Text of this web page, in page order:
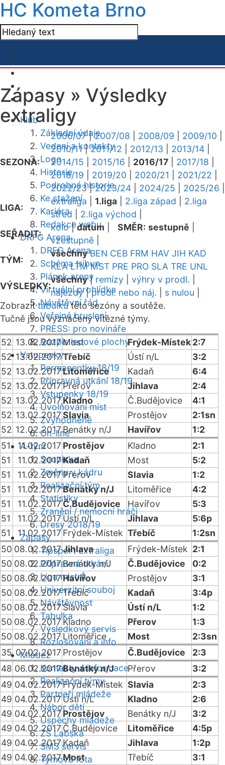
HC Kometa Brno
Klub
Základní údaje
Vedení a kontakty
Logo
Historie
Podrobná historie
Ke stažení
Kariéra
Redakce webu
DRFG Arena
DRFG Arena
Schéma tribun
Plánek areny
Virtuální prohlídka
Návštěvní řád
Veřejné bruslení
PRESS: pro novináře
Rozpis ledové plochy
Vstupenky
Permanentky 18/19
Přípravná utkání 18/19
Vstupenky 18/19
Uvolňování míst
Zvýhodněné
On-line
A-tým
Soupiska
Změny v kádru
Realizační tým
Statistiky
Zranění / nemocní hráči
Dresy 2018/19
Zápasy
Tipsport extraliga
Přípravná utkání
Liga mistrů
Univerzitní souboj
Návštěvnost
Tabulka
Výsledkový servis
Rozlosování a info
Mládež
Kontakty a informace
Realizační týmy
Partneři mládeže
Nábor dětí
Úspěchy mládeže
ZŠ Labská
SMS servis
Týmová fota
Zápasy » Výsledky
extraligy
SEZONA:
2006/07|2007/08 2008/09 2009/10
2010/11|2011/12 2012/13 2013/14
2014/15
2015/16 2016/17 2017/18
2018/19
2019/20 2020/21 2021/22
2022/23|2023/24 2024/25 2025/26
LIGA:
extraliga 1.liga 2.liga západ
2.liga
střed
2.liga východ
SEŘADIT:
kolo|datum SMĚR: sestupně
vzestupně
TÝM:
všechny BEN CEB FRM HAV JIH KAD
KLA LTM MST PRE PRO SLA TRE UNL
VÝSLEDKY:
všechny| remízy výhry v prodl.
nájezdy|prodl. nebo náj. s nulou
Zobrazittabulkutéto sezóny a soutěže.
Tučně jsou vyznačeny vítězné týmy.
52 13.02.2017Most Frýdek-Místek2:7
52 13.02.2017Třebíč Ústí n/L
3:2
52 13.02.2017Litoměřice Kadaň
6:4
52 13.02.2017Přerov Jihlava
2:4
52 13.02.2017Kladno Č.Budějovice
4:1
52 13.02.2017Slavia Prostějov
2:1sn
52 12.02.2017Benátky n/J Havířov
1:2
51
11.02.2017 Prostějov Kladno
2:1
51
11.02.2017Kadaň Most
5:2
51
11.02.2017Přerov Slavia
1:2
51
11.02.2017Benátky n/J Litoměřice
4:2
51
11.02.2017Č.Budějovice Havířov
5:3
51
11.02.2017 Ústí n/L Jihlava
5:6p
51
11.02.2017Frýdek-Místek Třebíč
1:2sn
50 08.02.2017Jihlava Frýdek-Místek 2:1
50 08.02.2017Benátky n/J Č.Budějovice
0:2
50 08.02.2017Havířov Prostějov
3:1
50 08.02.2017Třebíč Kadaň
3:4p
50 08.02.2017Slavia Ústí n/L
1:2
50 08.02.2017 Kladno Přerov
1:3
50 08.02.2017 Litoměřice Most
2:3sn
35 07.02.2017 Prostějov Č.Budějovice
2:3
48 06.02.2017Benátky n/J Přerov
3:2
49 04.02.2017Frýdek-Místek Slavia
2:3
49 04.02.2017 Ústí n/L Kladno
2:6
49 04.02.2017Prostějov Benátky n/J
3:2
49 04.02.2017 Č.Budějovice Litoměřice
4:5p
49 04.02.2017Kadaň Jihlava
1:2p
49 04.02.2017Most Třebíč
3:1